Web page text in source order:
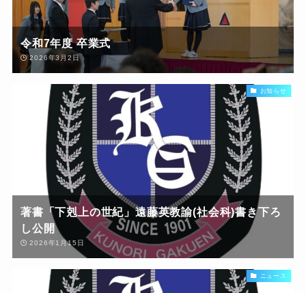
令和7年度 卒業式
2026年3月2日
お知らせ
著書「下剋上の世紀」遠藤英教諭(社会科)書き下ろ
し公開
2026年1月15日
ニュース